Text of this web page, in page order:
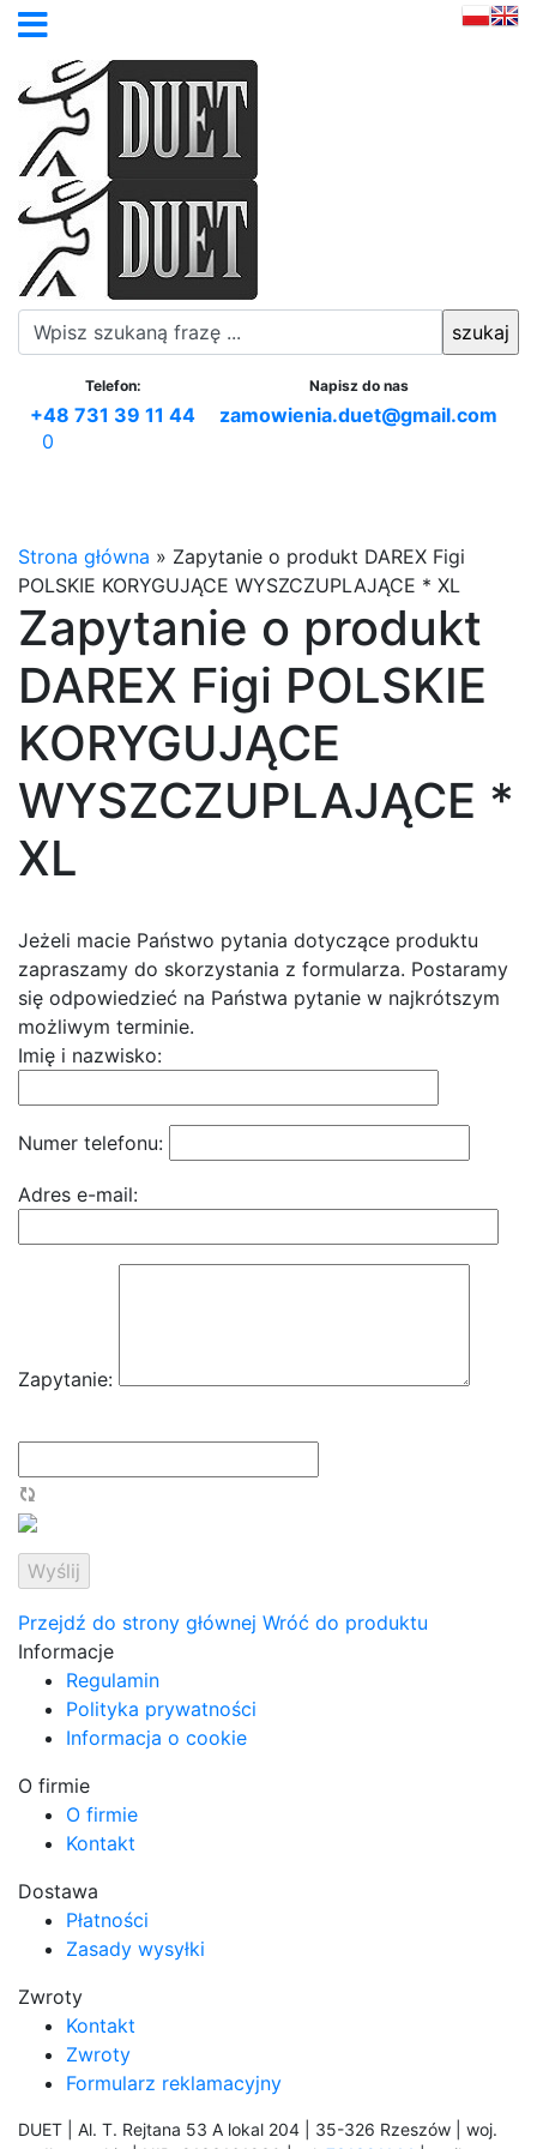
Telefon:
+48 731 39 11 44
Napisz do nas
zamowienia.duet@gmail.com
0
Strona główna » Zapytanie o produkt DAREX Figi
POLSKIE KORYGUJĄCE WYSZCZUPLAJĄCE * XL
Zapytanie o produkt
DAREX Figi POLSKIE
KORYGUJĄCE
WYSZCZUPLAJĄCE *
XL
Jeżeli macie Państwo pytania dotyczące produktu
zapraszamy do skorzystania z formularza. Postaramy
się odpowiedzieć na Państwa pytanie w najkrótszym
możliwym terminie.
Imię i nazwisko:
Numer telefonu:
Adres e-mail:
Zapytanie:
Przejdź do strony głównej Wróć do produktu
Informacje
Regulamin
Polityka prywatności
Informacja o cookie
O firmie
O firmie
Kontakt
Dostawa
Płatności
Zasady wysyłki
Zwroty
Kontakt
Zwroty
Formularz reklamacyjny
DUET | Al. T. Rejtana 53 A lokal 204 | 35-326 Rzeszów | woj.